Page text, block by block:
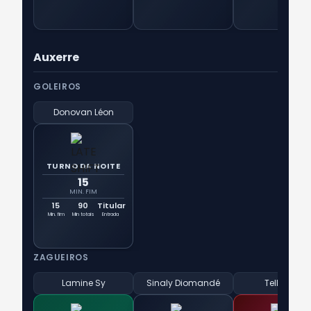
Auxerre
GOLEIROS
Donovan Léon
TURNO DA NOITE
15
MIN. FIM
15
Min. fim
90
Min totais
Titular
Entrada
ZAGUEIROS
Lamine Sy Sinaly Diomandé Telli Siwe